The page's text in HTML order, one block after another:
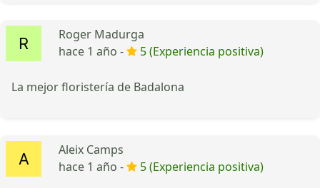
Roger Madurga
hace 1 año -
5 (Experiencia positiva)
La mejor floristería de Badalona
Aleix Camps
hace 1 año -
5 (Experiencia positiva)